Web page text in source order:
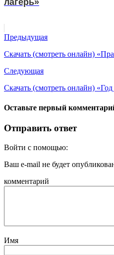
лагерь»
Предыдущая
Скачать (смотреть онлайн)
Следующая
Скачать (смотреть онлайн)
Оставьте первый
Отправить ответ
Войти с помощью:
Ваш e-mail не будет
комментарий
Имя